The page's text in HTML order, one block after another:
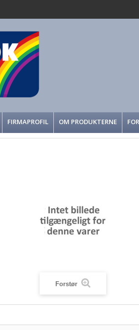
FIRMAPROFIL OM PRODUKTERNE
Forstør